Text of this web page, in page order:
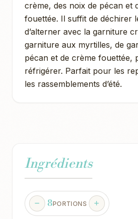
crème, des noix de pécan et
fouettée. Il suffit de déchirer
d’alterner avec la garniture
garniture aux myrtilles, de
pécan et de crème fouettée,
réfrigérer. Parfait pour les
les rassemblements d’été.
Ingrédients
8PORTIONS